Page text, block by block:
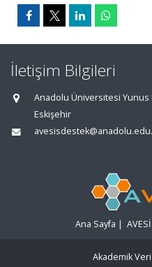
İletişim Bilgileri
Anadolu Üniversitesi Yunus
Eskişehir
Ana Sayfa |
Akademik